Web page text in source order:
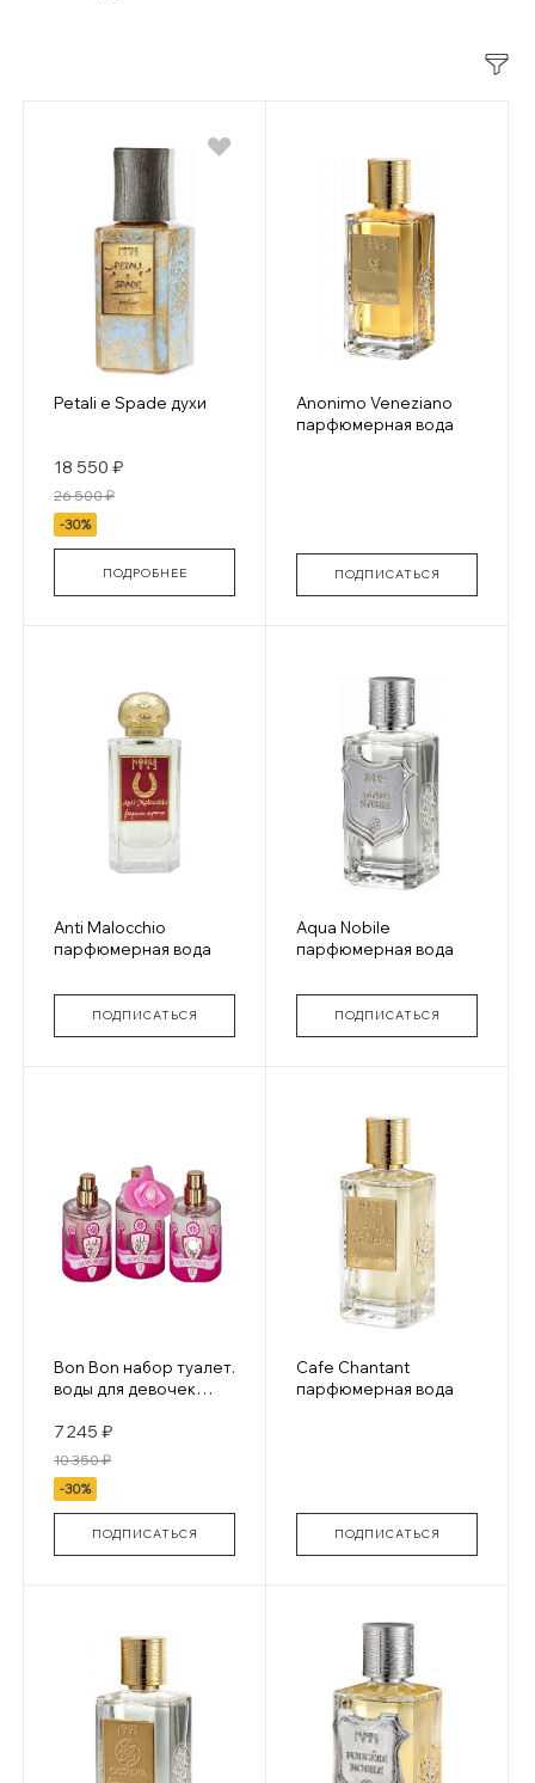
Petali e Spade духи
18 550 ₽
26 500 ₽
-30%
ПОДРОБНЕЕ
Anonimo Veneziano
парфюмерная вода
ПОДПИСАТЬСЯ
Anti Malocchio
парфюмерная вода
ПОДПИСАТЬСЯ
Aqua Nobile
парфюмерная вода
ПОДПИСАТЬСЯ
Bon Bon набор туалет.
воды для девочек
7 245 ₽
10 350 ₽
-30%
ПОДПИСАТЬСЯ
Cafe Chantant
парфюмерная вода
ПОДПИСАТЬСЯ